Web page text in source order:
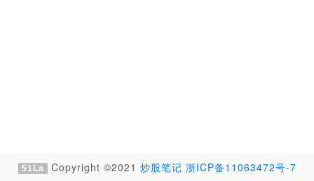
51La Copyright ©2021 炒股笔记 浙ICP备11063472号-7